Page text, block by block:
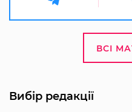
ВСІ
Вибір редакції